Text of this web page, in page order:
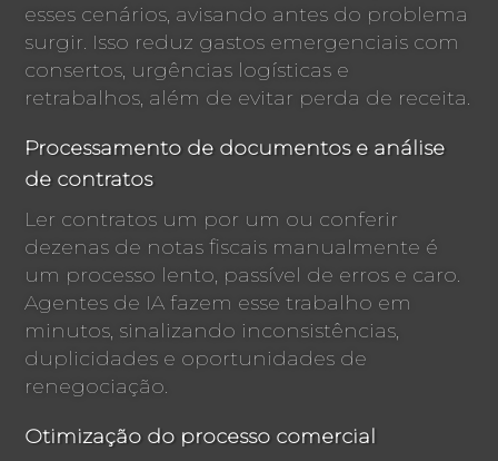
esses cenários, avisando antes do problema
surgir. Isso reduz gastos emergenciais com
consertos, urgências logísticas e
retrabalhos, além de evitar perda de receita.
Processamento de documentos e análise
de contratos
Ler contratos um por um ou conferir
dezenas de notas fiscais manualmente é
um processo lento, passível de erros e caro.
Agentes de IA fazem esse trabalho em
minutos, sinalizando inconsistências,
duplicidades e oportunidades de
renegociação.
Otimização do processo comercial